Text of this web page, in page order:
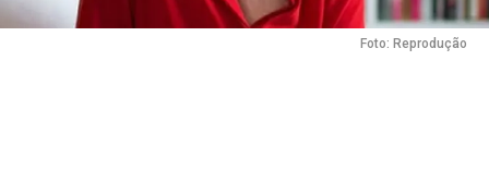
Foto: Reprodução